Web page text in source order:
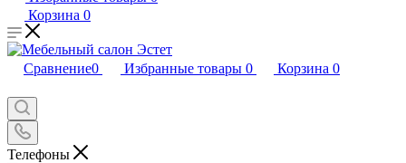
Корзина 0
Сравнение0 Избранные товары 0 Корзина 0
Телефоны